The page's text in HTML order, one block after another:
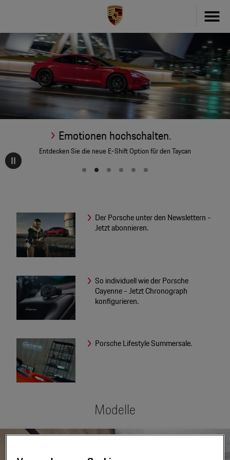
Fahrzeug konfigurieren
718
911
Taycan
Macan
Neu- & Gebrauchtwagen
Motorsport & Events
Wir über uns
Newsletter
Mein Porsche Account
Zubehör
Zubehör Finder
Driver's Selection Online-Shop
Online Services
Porsche Connect
Newsletter abonnieren
Porsche Gebrauchtwagen
Konfigurator
Car Configurator
Porsche Timepieces
Emotionen hochschalten.
Entdecken Sie die neue E-Shift Option für den Taycan
Der Porsche unter den Newslettern -
Jetzt abonnieren.
So individuell wie der Porsche
Cayenne - Jetzt Chronograph
konfigurieren.
Porsche Lifestyle Summersale.
Modelle